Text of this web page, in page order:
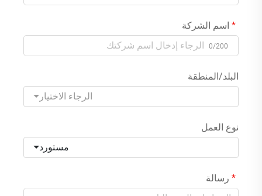
اسم الشركة
0/200
البلد/المنطقة
الرجاء الاختيار
نوع العمل
مستورد
رسالة